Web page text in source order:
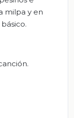
milpa y en